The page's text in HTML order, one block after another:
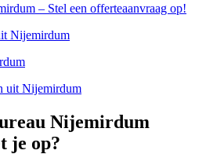
– Stel een offerteaanvraag op!
Nijemirdum
uit Nijemirdum
Nijemirdum
je op?